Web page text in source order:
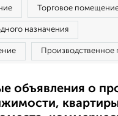
Торговое
назначения
объявления о